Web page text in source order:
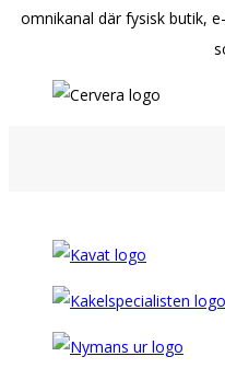
omnikanal där fysisk butik,